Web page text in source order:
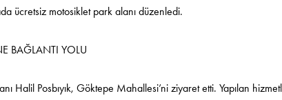
ücretsiz motosiklet park alanı düzenledi.
BAĞLANTI YOLU
Halil Posbıyık, Göktepe Mahallesi’ni ziyaret etti. Yapılan